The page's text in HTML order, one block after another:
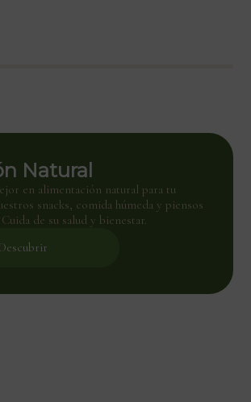
Natural
en alimentación natural para tu
snacks, comida húmeda y piensos
de su salud y bienestar.
Descubrir